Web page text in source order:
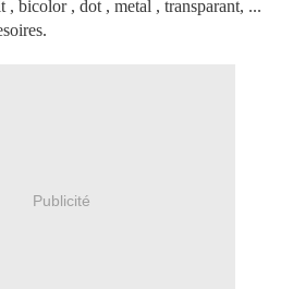
, bicolor , dot , metal , transparant, ...
Publicité